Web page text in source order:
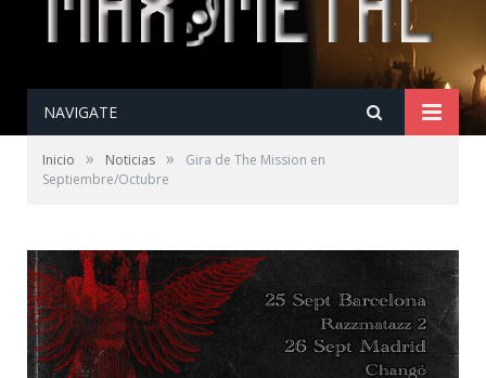
NAVIGATE
Inicio » Noticias »
Gira de The Mission en
Septiembre/Octubre